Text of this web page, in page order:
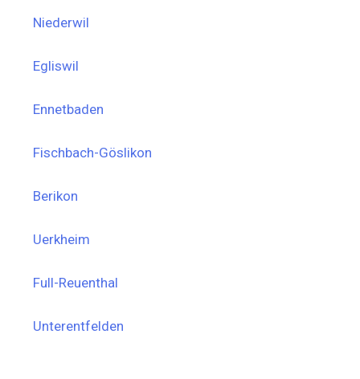
Niederwil
Egliswil
Ennetbaden
Fischbach-Göslikon
Berikon
Uerkheim
Full-Reuenthal
Unterentfelden